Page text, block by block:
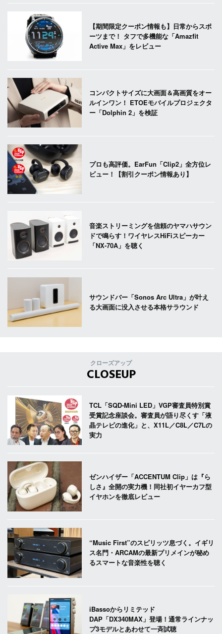
【期間限定クーポン情報も】日常からスポ
ーツまで！ タフで多機能な「Amazfit
Active Max」をレビュー
コンパクトサイズに大画面＆高画質をオー
ルインワン！ ETOEモバイルプロジェクタ
ー「Dolphin 2」を検証
プロも高評価。EarFun「Clip2」全方位レ
ビュー！【割引クーポン情報あり】
音楽ストリーミングを信頼のヤマハサウン
ドで鳴らす！ワイヤレスHiFiスピーカー
「NX-70A」を聴く
サウンドバー「Sonos Arc Ultra」が叶え
る大画面に没入させる本格サラウンド
クローズアップ
CLOSEUP
TCL「SQD-Mini LED」VGP審査員特別賞
受賞記念座談会。審査員が語り尽くす「液
晶テレビの進化」と、X11L／C8L／C7Lの
実力
ゼンハイザー「ACCENTUM Clip」は『ら
しさ』全開の実力機！同社初イヤーカフ型
イヤホンを徹底レビュー
“Music First”のスピリッツ息づく。イギリ
ス名門・ARCAMの最新プリメインが秘め
るスマートな音楽性を聴く
iBassoからリミテッド
DAP「DX340MAX」登場！通常ラインナッ
プ3モデルとあわせて一斉試聴